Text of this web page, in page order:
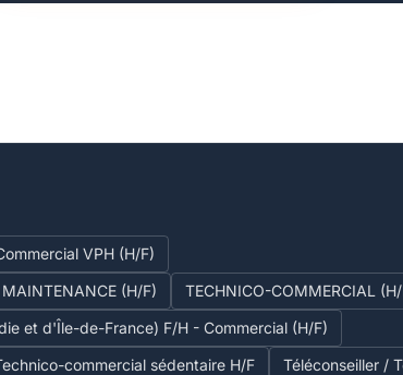
VPH (H/F)
(H/F)
TECHNICO-COMMERCIAL
et d'Île-de-France) F/H - Commercial (H/F)
commercial sédentaire H/F
Téléconseiller /